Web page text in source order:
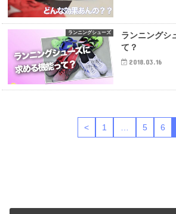
ランニングシューズ
ランニングシ
て？
2018.03.16
< 1 5 6